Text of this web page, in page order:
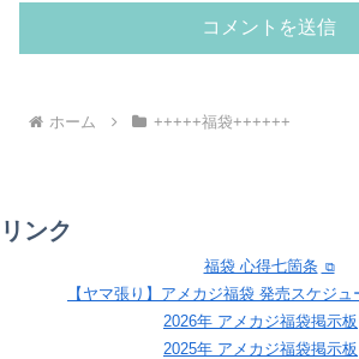
ホーム +++++福袋++++++
リンク
福袋 心得七箇条
【ヤマ張り】アメカジ福袋 発売スケジ
2026年 アメカジ福袋掲示板
2025年 アメカジ福袋掲示板